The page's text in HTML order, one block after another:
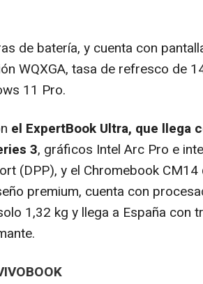
de batería, y cuenta con
WQXGA, tasa de refresco de
11 Pro.
el ExpertBook Ultra, que llega
3, gráficos Intel Arc Pro e
(DPP), y el Chromebook CM14
premium, cuenta con
1,32 kg y llega a España con